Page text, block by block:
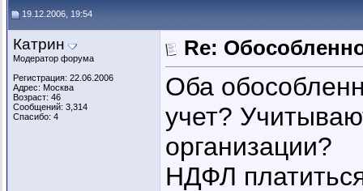
19.12.2006, 19:54
Катрин
Модератор форума
Регистрация: 22.06.2006
Адрес: Москва
Возраст: 46
Сообщений: 3,314
Спасибо: 4
Re:
Оба
учет?
организации?
НДФЛ